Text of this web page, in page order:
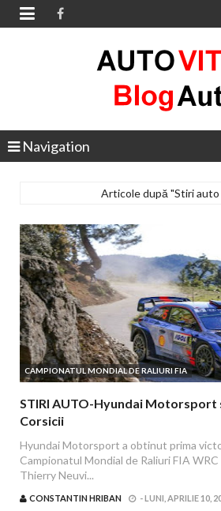

Navigation
Articole după "Stiri auto
CAMPIONATUL MONDIAL DE RALIURI FIA
STIRI AUTO-Hyundai Motorsport
Corsicii
Hyundai Motorsport a obtinut prima
Campionatul Mondial de Raliuri FIA
Thierry Neuvi...
CONSTANTIN HRIBAN -LUNI, APRILIE 10,